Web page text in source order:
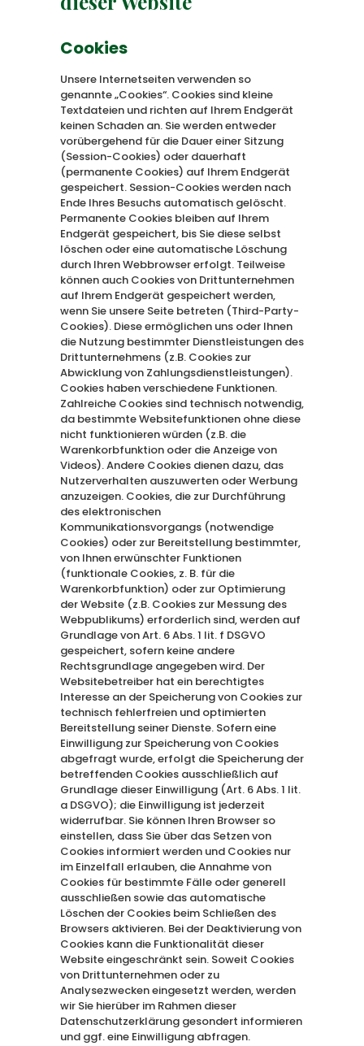
Cookies
Unsere Internetseiten verwenden so
genannte „Cookies“. Cookies sind kleine
Textdateien und richten auf Ihrem Endgerät
keinen Schaden an. Sie werden entweder
vorübergehend für die Dauer einer Sitzung
(Session-Cookies) oder dauerhaft
(permanente Cookies) auf Ihrem Endgerät
gespeichert. Session-Cookies werden nach
Ende Ihres Besuchs automatisch gelöscht.
Permanente Cookies bleiben auf Ihrem
Endgerät gespeichert, bis Sie diese selbst
löschen oder eine automatische Löschung
durch Ihren Webbrowser erfolgt. Teilweise
können auch Cookies von Drittunternehmen
auf Ihrem Endgerät gespeichert werden,
wenn Sie unsere Seite betreten (Third-Party-
Cookies). Diese ermöglichen uns oder Ihnen
die Nutzung bestimmter Dienstleistungen des
Drittunternehmens (z.B. Cookies zur
Abwicklung von Zahlungsdienstleistungen).
Cookies haben verschiedene Funktionen.
Zahlreiche Cookies sind technisch notwendig,
da bestimmte Websitefunktionen ohne diese
nicht funktionieren würden (z.B. die
Warenkorbfunktion oder die Anzeige von
Videos). Andere Cookies dienen dazu, das
Nutzerverhalten auszuwerten oder Werbung
anzuzeigen. Cookies, die zur Durchführung
des elektronischen
Kommunikationsvorgangs (notwendige
Cookies) oder zur Bereitstellung bestimmter,
von Ihnen erwünschter Funktionen
(funktionale Cookies, z. B. für die
Warenkorbfunktion) oder zur Optimierung
der Website (z.B. Cookies zur Messung des
Webpublikums) erforderlich sind, werden auf
Grundlage von Art. 6 Abs. 1 lit. f DSGVO
gespeichert, sofern keine andere
Rechtsgrundlage angegeben wird. Der
Websitebetreiber hat ein berechtigtes
Interesse an der Speicherung von Cookies zur
technisch fehlerfreien und optimierten
Bereitstellung seiner Dienste. Sofern eine
Einwilligung zur Speicherung von Cookies
abgefragt wurde, erfolgt die Speicherung der
betreffenden Cookies ausschließlich auf
Grundlage dieser Einwilligung (Art. 6 Abs. 1 lit.
a DSGVO); die Einwilligung ist jederzeit
widerrufbar. Sie können Ihren Browser so
einstellen, dass Sie über das Setzen von
Cookies informiert werden und Cookies nur
im Einzelfall erlauben, die Annahme von
Cookies für bestimmte Fälle oder generell
ausschließen sowie das automatische
Löschen der Cookies beim Schließen des
Browsers aktivieren. Bei der Deaktivierung von
Cookies kann die Funktionalität dieser
Website eingeschränkt sein. Soweit Cookies
von Drittunternehmen oder zu
Analysezwecken eingesetzt werden, werden
wir Sie hierüber im Rahmen dieser
Datenschutzerklärung gesondert informieren
und ggf. eine Einwilligung abfragen.